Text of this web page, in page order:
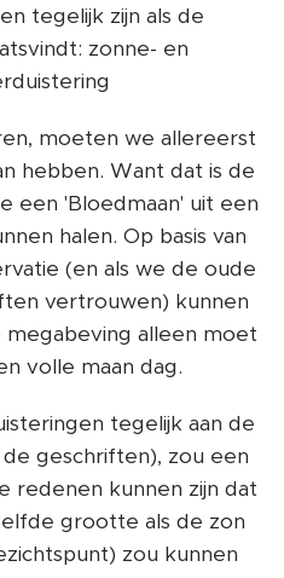
tegelijk zijn als de
zonne- en
moeten we allereerst
hebben. Want dat is de
een 'Bloedmaan' uit een
halen. Op basis van
(en als we de oude
vertrouwen) kunnen
alleen moet
volle maan dag.
tegelijk aan de
geschriften), zou een
redenen kunnen zijn dat
grootte als de zon
zou kunnen